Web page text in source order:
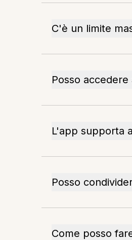
C'è un limite
Posso
L'app supporta
Posso
Come posso